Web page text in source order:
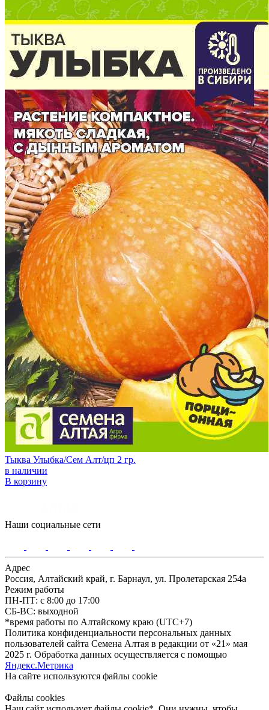
Тыква Улыбка/Сем Алт/цп 2 гр.
в наличии
В корзину
Наши социальные сети
Адрес
Россия, Алтайский край, г. Барнаул, ул. Пролетарская 254а
Режим работы
ПН-ПТ: с 8:00 до 17:00
СБ-ВС: выходной
*время работы по Алтайскому краю (UTC+7)
Политика конфиденциальности персональных данных
пользователей сайта Семена Алтая в редакции от «21» мая
2025 г. Обработка данных осуществляется с помощью
Яндекс.Метрика
На сайте используются файлы сookie
Файлы cookies